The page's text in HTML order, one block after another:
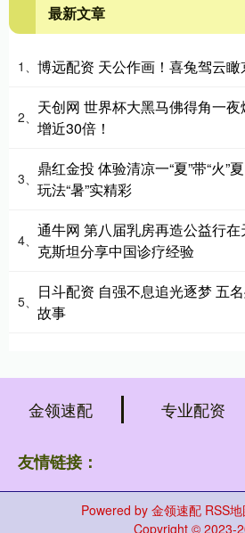
最新文章
1、 博远配资 天公作画！喜兔驾云瞰
2、
天创网 世界杯大黑马佛得角一
增近30倍！
3、
鼎红金投 体验清凉一“夏”带“火”
玩法“暑”实精彩
4、
通牛网 第八届乳房再造公益行
克斯坦分享中国诊疗经验
5、
日斗配资 自强不息追光逐梦 五
故事
金领速配 专业配资
友情链接：
Powered by 金领速配 RSS
Copyright © 2023-